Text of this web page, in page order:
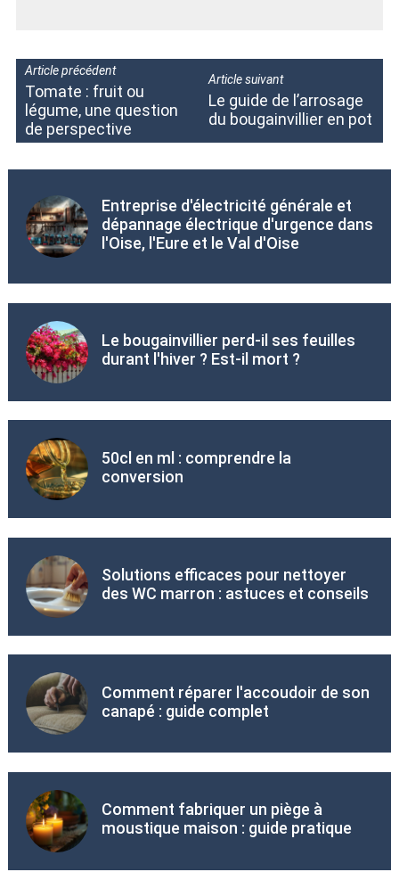
Article précédent
Tomate : fruit ou
légume, une question
de perspective
Article suivant
Le guide de l’arrosage
du bougainvillier en pot
Entreprise d'électricité générale et
dépannage électrique d'urgence dans
l'Oise, l'Eure et le Val d'Oise
Le bougainvillier perd-il ses feuilles
durant l'hiver ? Est-il mort ?
50cl en ml : comprendre la
conversion
Solutions efficaces pour nettoyer
des WC marron : astuces et conseils
Comment réparer l'accoudoir de son
canapé : guide complet
Comment fabriquer un piège à
moustique maison : guide pratique